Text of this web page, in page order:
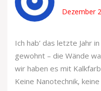
Dezember
Ich hab’ das letzte Jahr
gewohnt – die Wände
wir haben es mit
Keine Nanotechnik,